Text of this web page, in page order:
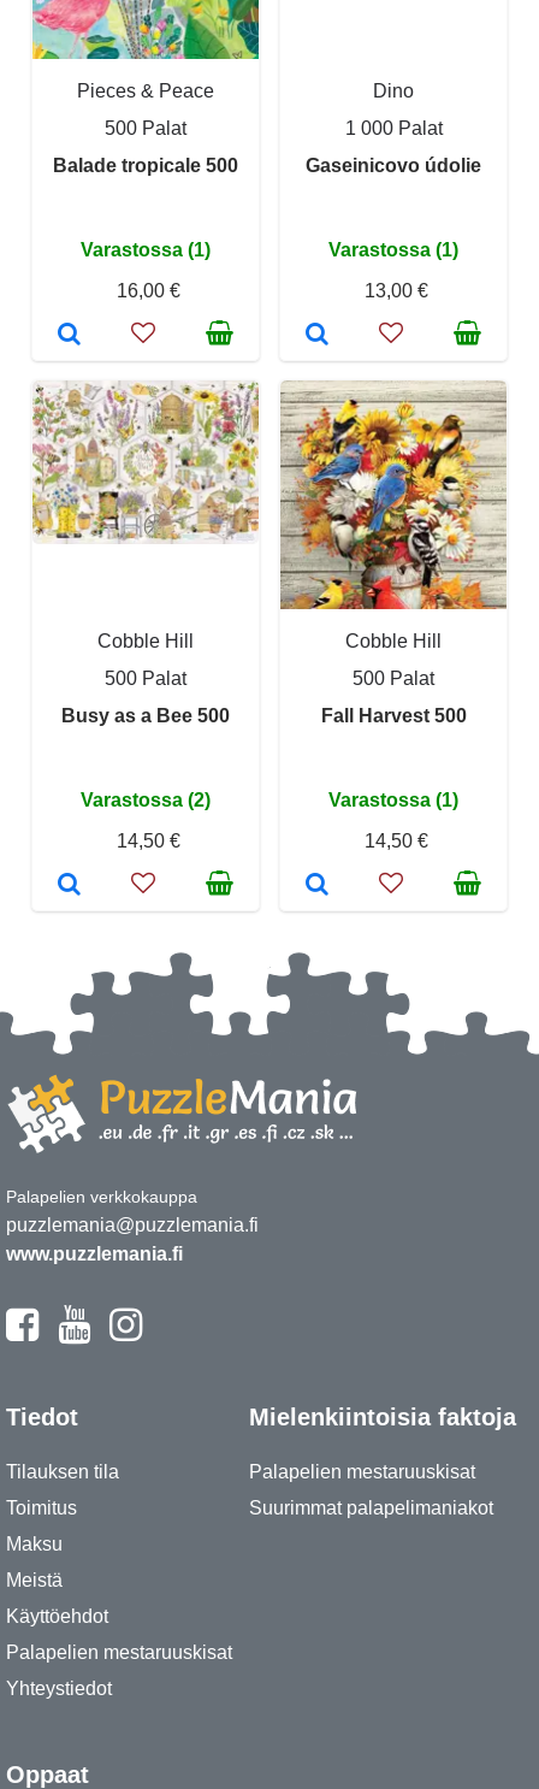
Pieces & Peace
500 Palat
Balade tropicale 500
Varastossa (1)
16,00 €
Dino
1 000 Palat
Gaseinicovo údolie
Varastossa (1)
13,00 €
Cobble Hill
500 Palat
Busy as a Bee 500
Varastossa (2)
14,50 €
Cobble Hill
500 Palat
Fall Harvest 500
Varastossa (1)
14,50 €
Palapelien verkkokauppa
puzzlemania@puzzlemania.fi
www.puzzlemania.fi
Tiedot
Tilauksen tila
Toimitus
Maksu
Meistä
Käyttöehdot
Palapelien mestaruuskisat
Yhteystiedot
Mielenkiintoisia faktoja
Palapelien mestaruuskisat
Suurimmat palapelimaniakot
Oppaat